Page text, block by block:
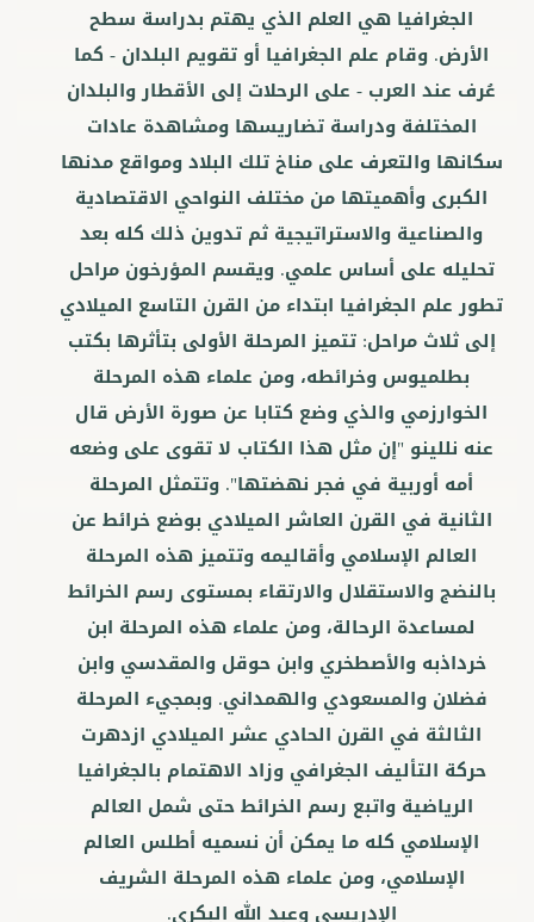
الجغرافيا هي العلم الذي يهتم بدراسة سطح
الأرض. وقام علم الجغرافيا أو تقويم البلدان - كما
عُرف عند العرب - على الرحلات إلى الأقطار والبلدان
المختلفة ودراسة تضاريسها ومشاهدة عادات
سكانها والتعرف على مناخ تلك البلاد ومواقع مدنها
الكبرى وأهميتها من مختلف النواحي الاقتصادية
والصناعية والاستراتيجية ثم تدوين ذلك كله بعد
تحليله على أساس علمي. ويقسم المؤرخون مراحل
تطور علم الجغرافيا ابتداء من القرن التاسع الميلادي
إلى ثلاث مراحل: تتميز المرحلة الأولى بتأثرها بكتب
بطلميوس وخرائطه، ومن علماء هذه المرحلة
الخوارزمي والذي وضع كتابا عن صورة الأرض قال
عنه نللينو "إن مثل هذا الكتاب لا تقوى على وضعه
أمه أوربية في فجر نهضتها". وتتمثل المرحلة
الثانية في القرن العاشر الميلادي بوضع خرائط عن
العالم الإسلامي وأقاليمه وتتميز هذه المرحلة
بالنضج والاستقلال والارتقاء بمستوى رسم الخرائط
لمساعدة الرحالة، ومن علماء هذه المرحلة ابن
خرداذبه والأصطخري وابن حوقل والمقدسي وابن
فضلان والمسعودي والهمداني. وبمجيء المرحلة
الثالثة في القرن الحادي عشر الميلادي ازدهرت
حركة التأليف الجغرافي وزاد الاهتمام بالجغرافيا
الرياضية واتبع رسم الخرائط حتى شمل العالم
الإسلامي كله ما يمكن أن نسميه أطلس العالم
الإسلامي، ومن علماء هذه المرحلة الشريف
الإدريسي وعبد الله البكري.